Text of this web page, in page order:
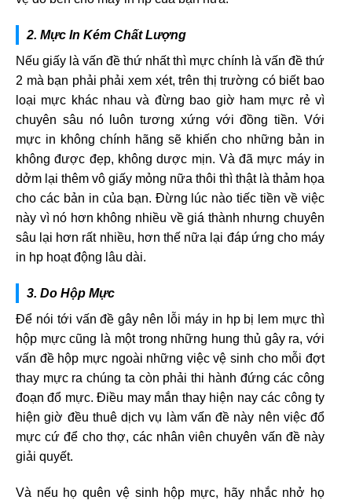
2. Mực In Kém Chất Lượng
Nếu giấy là vấn đề thứ nhất thì mực chính là vấn đề thứ
2 mà bạn phải phải xem xét, trên thị trường có biết bao
loại mực khác nhau và đừng bao giờ ham mực rẻ vì
chuyên sâu nó luôn tương xứng với đồng tiền. Với
mực in không chính hãng sẽ khiến cho những bản in
không được đẹp, không dược mịn. Và đã mực máy in
dởm lại thêm vô giấy mỏng nữa thôi thì thật là thảm họa
cho các bản in của bạn. Đừng lúc nào tiếc tiền về việc
này vì nó hơn không nhiều về giá thành nhưng chuyên
sâu lại hơn rất nhiều, hơn thế nữa lại đáp ứng cho máy
in hp hoạt động lâu dài.
3. Do Hộp Mực
Để nói tới vấn đề gây nên lỗi máy in hp bị lem mực thì
hộp mực cũng là một trong những hung thủ gây ra, với
vấn đề hộp mực ngoài những việc vệ sinh cho mỗi đợt
thay mực ra chúng ta còn phải thi hành đứng các công
đoạn đổ mực. Điều may mắn thay hiện nay các công ty
hiện giờ đều thuê dịch vụ làm vấn đề này nên việc đổ
mực cứ để cho thợ, các nhân viên chuyên vấn đề này
giải quyết.
Và nếu họ quên vệ sinh hộp mực, hãy nhắc nhở họ